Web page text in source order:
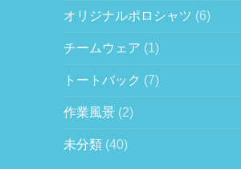
オリジナルポロシャツ (6)
チームウェア (1)
トートバック (7)
作業風景 (2)
未分類 (40)